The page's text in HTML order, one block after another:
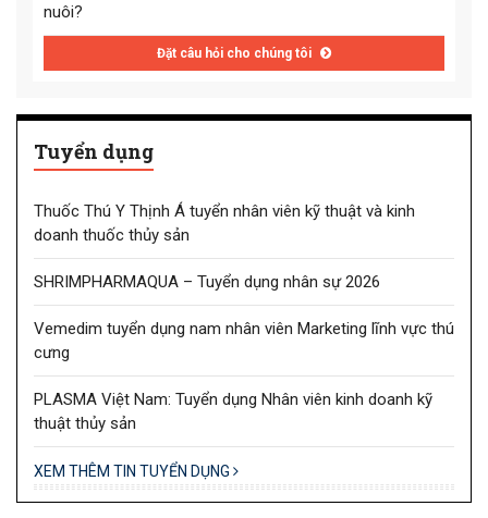
nuôi?
Đặt câu hỏi cho chúng tôi
Tuyển dụng
Thuốc Thú Y Thịnh Á tuyển nhân viên kỹ thuật và kinh
doanh thuốc thủy sản
SHRIMPHARMAQUA – Tuyển dụng nhân sự 2026
Vemedim tuyển dụng nam nhân viên Marketing lĩnh vực thú
cưng
PLASMA Việt Nam: Tuyển dụng Nhân viên kinh doanh kỹ
thuật thủy sản
XEM THÊM TIN TUYỂN DỤNG